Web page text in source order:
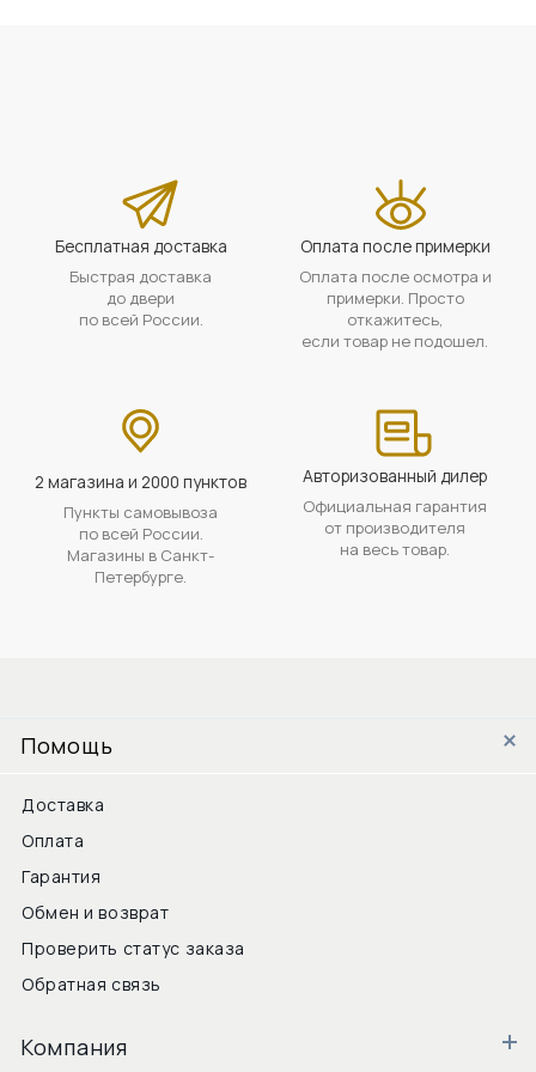
Бесплатная доставка
Быстрая доставка
до двери
по всей России.
Оплата после примерки
Оплата после осмотра и
примерки. Просто
откажитесь,
если товар не подошел.
2 магазина и 2000 пунктов
Пункты самовывоза
по всей России.
Магазины в Санкт-
Петербурге.
Авторизованный дилер
Официальная гарантия
от производителя
на весь товар.
Помощь
Доставка
Оплата
Гарантия
Обмен и возврат
Проверить статус заказа
Обратная связь
Компания